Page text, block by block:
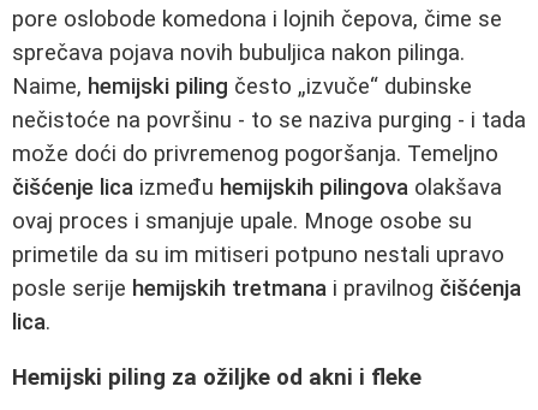
pore oslobode komedona i lojnih čepova, čime se
sprečava pojava novih bubuljica nakon pilinga.
Naime, hemijski piling često „izvuče“ dubinske
nečistoće na površinu - to se naziva purging - i tada
može doći do privremenog pogoršanja. Temeljno
čišćenje lica između hemijskih pilingova olakšava
ovaj proces i smanjuje upale. Mnoge osobe su
primetile da su im mitiseri potpuno nestali upravo
posle serije hemijskih tretmana i pravilnog čišćenja
lica.
Hemijski piling za ožiljke od akni i fleke